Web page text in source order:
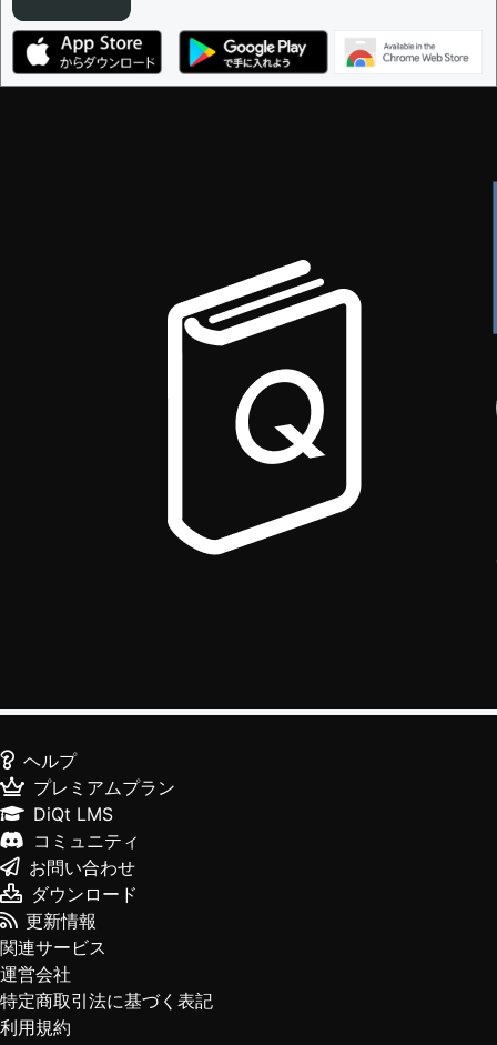
ヘルプ
プレミアムプラン
DiQt LMS
コミュニティ
お問い合わせ
ダウンロード
更新情報
関連サービス
運営会社
特定商取引法に基づく表記
利用規約